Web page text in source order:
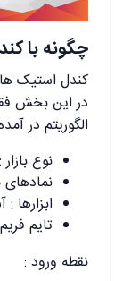
چگونه با
کندل استیک
در این بخش
الگوریتم در
نوع
نمادهای
ابزارها
تایم فریم : 1 ساعته و
نقطه ورود :